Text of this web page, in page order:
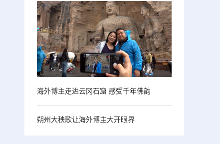
海外博主走进云冈石窟 感受千年佛韵
朔州大秧歌让海外博主大开眼界